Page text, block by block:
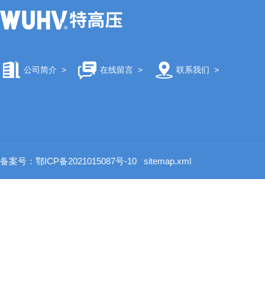
公司简介 > 在线留言> 联系我们 >
备案号：鄂ICP备2021015087号-10 sitemap.xml